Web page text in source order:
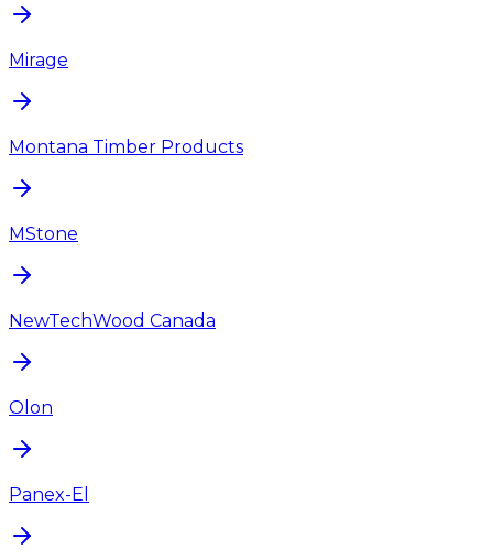
Mirage
Montana Timber Products
MStone
NewTechWood Canada
Olon
Panex-El